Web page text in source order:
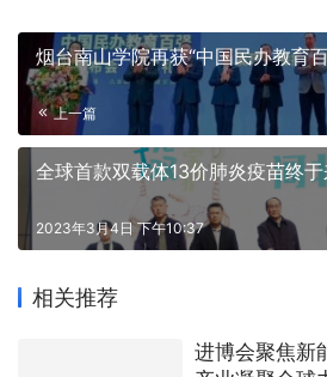
烟台南山学院再获“中国民办教育
上一篇
全球首款双载体13价肺炎疫苗终
2023年3月4日 下午10:37
相关推荐
进博会聚焦新